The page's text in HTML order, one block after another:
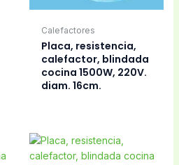
Calefactores
Placa, resistencia,
calefactor, blindada
cocina 1500W, 220V.
diam. 16cm.